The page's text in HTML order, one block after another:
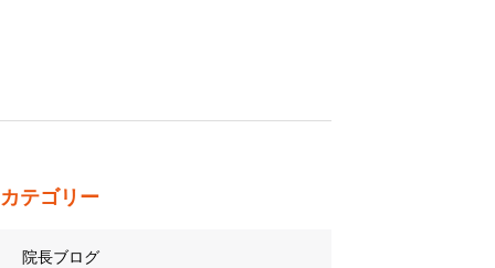
カテゴリー
院長ブログ